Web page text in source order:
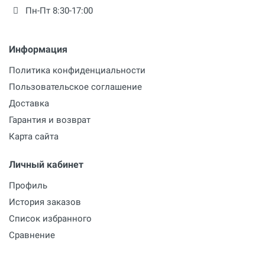
Пн-Пт 8:30-17:00
Информация
Политика конфиденциальности
Пользовательское соглашение
Доставка
Гарантия и возврат
Карта сайта
Личный кабинет
Профиль
История заказов
Список избранного
Сравнение